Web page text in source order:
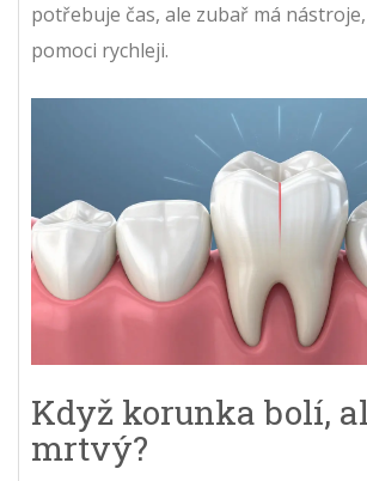
potřebuje čas, ale zubař má
pomoci rychleji.
Když korunka bolí,
mrtvý?